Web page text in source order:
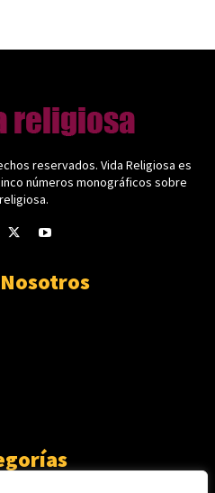
reservados. Vida Religiosa es
números monográficos sobre